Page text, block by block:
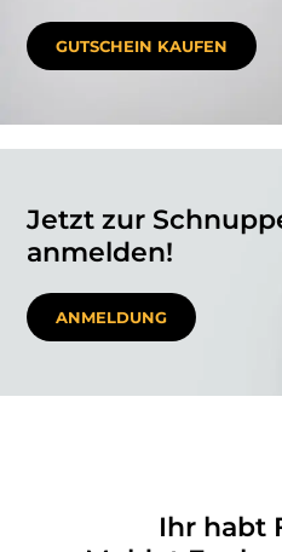
GUTSCHEIN KAUFEN
Jetzt zur
anmelden!
ANMELDUNG
Ihr habt